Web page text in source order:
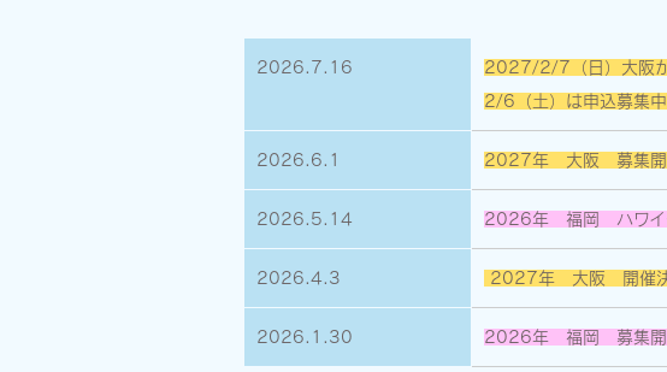
2026.7.16
2027/2/7（日）大阪が
2/6（土）は申込募集中
2026.6.1 2027年 大阪 募集開
2026.5.14 2026年 福岡 ハワイ
2026.4.3 2027年 大阪 開催決
2026.1.30 2026年 福岡 募集開